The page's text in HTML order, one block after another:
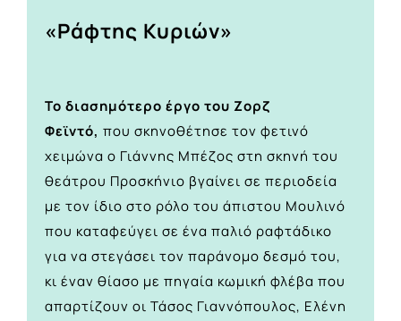
«Ράφτης Κυριών»
Το διασημότερο έργο του Ζορζ
Φεϊντό, που σκηνοθέτησε τον φετινό
χειμώνα ο Γιάννης Μπέζος στη σκηνή του
θεάτρου Προσκήνιο βγαίνει σε περιοδεία
με τον ίδιο στο ρόλο του άπιστου Μουλινό
που καταφεύγει σε ένα παλιό ραφτάδικο
για να στεγάσει τον παράνομο δεσμό του,
κι έναν θίασο με πηγαία κωμική φλέβα που
απαρτίζουν οι Τάσος Γιαννόπουλος, Ελένη